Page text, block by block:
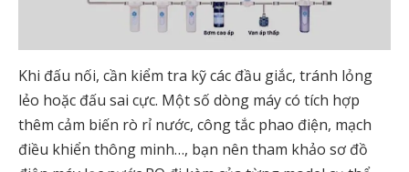
Khi đấu nối, cần kiểm tra kỹ các đầu giắc, tránh lỏng
lẻo hoặc đấu sai cực. Một số dòng máy có tích hợp
thêm cảm biến rò rỉ nước, công tắc phao điện, mạch
điều khiển thông minh…, bạn nên tham khảo sơ đồ